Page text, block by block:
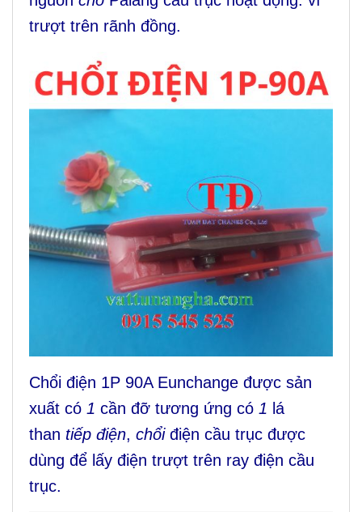
trượt trên rãnh đồng.
Chổi điện 1P 90A Eunchange được sản
xuất có 1 cần đỡ tương ứng có 1 lá
than tiếp điện, chổiđiện cầu trục được
dùng để lấy điện trượt trên ray điện cầu
trục.